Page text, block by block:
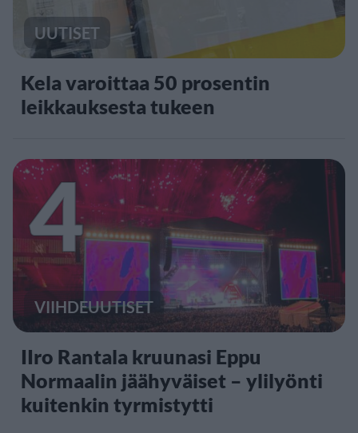
UUTISET
Kela varoittaa 50 prosentin
leikkauksesta tukeen
4
VIIHDEUUTISET
IIro Rantala kruunasi Eppu
Normaalin jäähyväiset – ylilyönti
kuitenkin tyrmistytti